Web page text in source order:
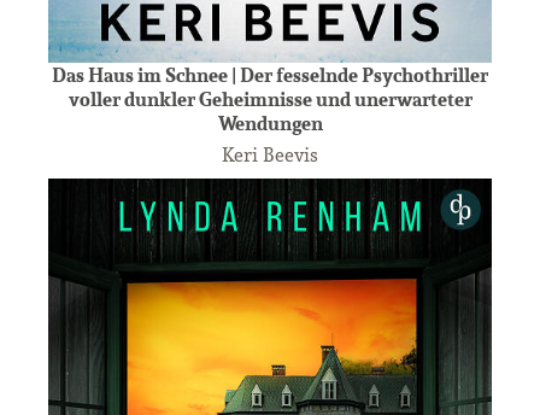
Das Haus im Schnee | Der fesselnde Psychothriller
voller dunkler Geheimnisse und unerwarteter
Wendungen
Keri Beevis